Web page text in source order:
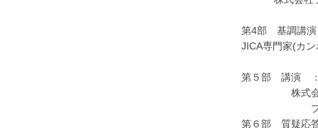
第4部 基調講
JICA専門家(カ
第５部 講演 ：
株式会社フ
プロジェ
第６部 質疑